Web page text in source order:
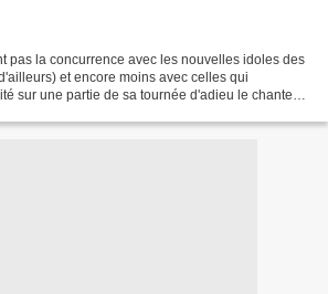
pas la concurrence avec les nouvelles idoles des
et encore moins avec celles qui
sur une partie de sa tournée d'adieu le chanteur